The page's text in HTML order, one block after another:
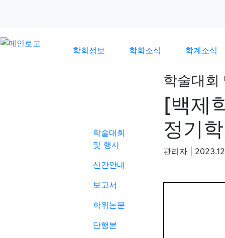
학회정보 학회소식 학계소식
학술대회
및 행사
신간안내
보고서
학위논문
단행본
학술대회
[백제
정기
관리자